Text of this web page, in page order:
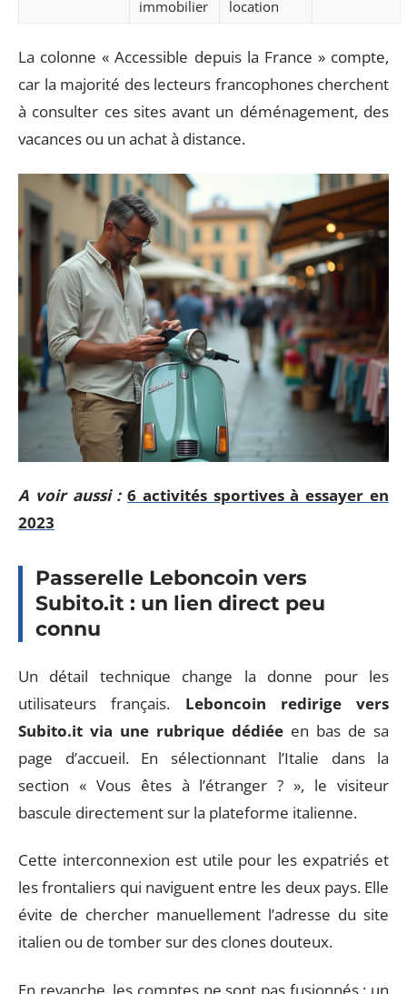
immobilier location
La colonne « Accessible depuis la France » compte,
car la majorité des lecteurs francophones cherchent
à consulter ces sites avant un déménagement, des
vacances ou un achat à distance.
A voir aussi : 6 activités sportives à essayer en
2023
Passerelle Leboncoin vers
Subito.it : un lien direct peu
connu
Un détail technique change la donne pour les
utilisateurs français. Leboncoin redirige vers
Subito.it via une rubrique dédiée en bas de sa
page d’accueil. En sélectionnant l’Italie dans la
section « Vous êtes à l’étranger ? », le visiteur
bascule directement sur la plateforme italienne.
Cette interconnexion est utile pour les expatriés et
les frontaliers qui naviguent entre les deux pays. Elle
évite de chercher manuellement l’adresse du site
italien ou de tomber sur des clones douteux.
En revanche, les comptes ne sont pas fusionnés : un